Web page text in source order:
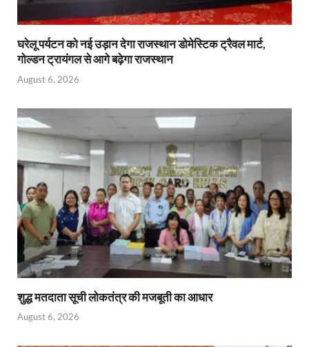
घरेलू पर्यटन को नई उड़ान देगा राजस्थान डोमेस्टिक ट्रैवल मार्ट,
गोल्डन ट्रायंगल से आगे बढ़ेगा राजस्थान
August 6, 2026
शुद्ध मतदाता सूची लोकतंत्र की मजबूती का आधार
August 6, 2026